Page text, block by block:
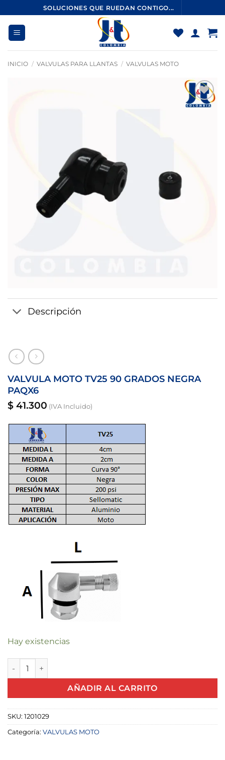
al
contenido
SOLUCIONES QUE RUEDAN CONTIGO...
INICIO / VALVULAS PARA LLANTAS / VALVULAS MOTO
Añadir
Descripción
VALVULA MOTO TV25 90 GRADOS NEGRA
PAQX6
$ 41.300 (IVA Incluido)
Hay existencias
VALVULA MOTO TV25 90 GRADOS NEGRA PAQX6 cantidad
AÑADIR AL CARRITO
SKU: 1201029
Categoría: VALVULAS MOTO